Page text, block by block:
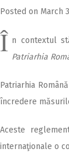
Posted on March
Î n contextul
Patriarhia
Patriarhia
încredere
Aceste
internaţionale o